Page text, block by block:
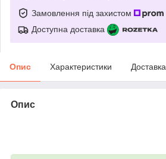
Замовлення під захистом
Доступна доставка
Опис Характеристики Доставка
Опис